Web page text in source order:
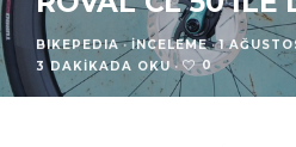
BIKEPEDIA · İNCELEME · 1
3 DAKIKADA OKU · 0